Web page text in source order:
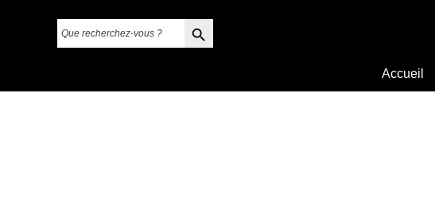
for:
Search Button
Accueil